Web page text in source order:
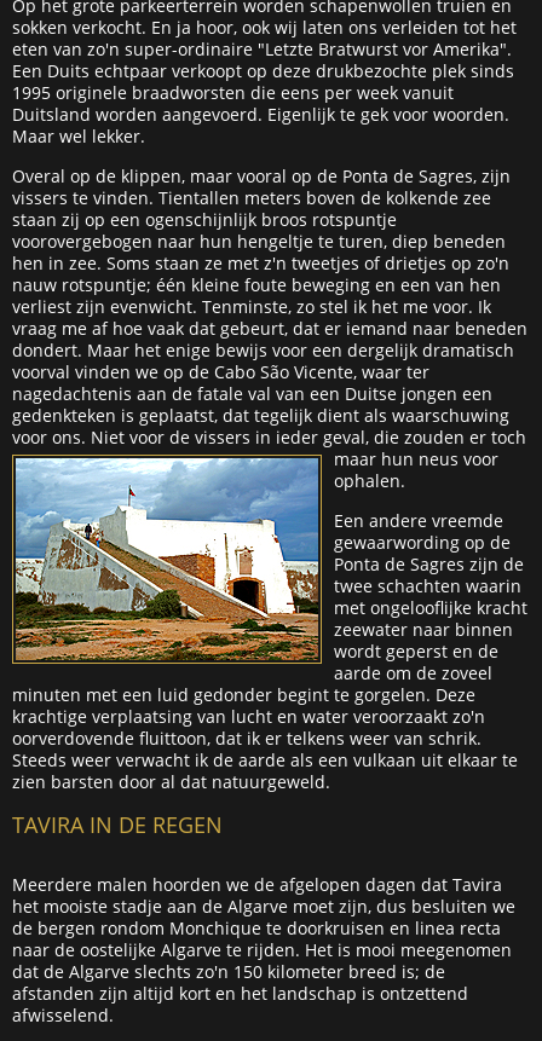
Op het grote parkeerterrein worden schapenwollen truien en
sokken verkocht. En ja hoor, ook wij laten ons verleiden tot het
eten van zo'n super-ordinaire "Letzte Bratwurst vor Amerika".
Een Duits echtpaar verkoopt op deze drukbezochte plek sinds
1995 originele braadworsten die eens per week vanuit
Duitsland worden aangevoerd. Eigenlijk te gek voor woorden.
Maar wel lekker.
Overal op de klippen, maar vooral op de Ponta de Sagres, zijn
vissers te vinden. Tientallen meters boven de kolkende zee
staan zij op een ogenschijnlijk broos rotspuntje
voorovergebogen naar hun hengeltje te turen, diep beneden
hen in zee. Soms staan ze met z'n tweetjes of drietjes op zo'n
nauw rotspuntje; één kleine foute beweging en een van hen
verliest zijn evenwicht. Tenminste, zo stel ik het me voor. Ik
vraag me af hoe vaak dat gebeurt, dat er iemand naar beneden
dondert. Maar het enige bewijs voor een dergelijk dramatisch
voorval vinden we op de Cabo São Vicente, waar ter
nagedachtenis aan de fatale val van een Duitse jongen een
gedenkteken is geplaatst, dat tegelijk dient als waarschuwing
voor ons. Niet voor de vissers in ieder geval, die zouden er toch
maar hun neus voor
ophalen.
Een andere vreemde
gewaarwording op de
Ponta de Sagres zijn de
twee schachten waarin
met ongelooflijke kracht
zeewater naar binnen
wordt geperst en de
aarde om de zoveel
minuten met een luid gedonder begint te gorgelen. Deze
krachtige verplaatsing van lucht en water veroorzaakt zo'n
oorverdovende fluittoon, dat ik er telkens weer van schrik.
Steeds weer verwacht ik de aarde als een vulkaan uit elkaar te
zien barsten door al dat natuurgeweld.
TAVIRA IN DE REGEN
Meerdere malen hoorden we de afgelopen dagen dat Tavira
het mooiste stadje aan de Algarve moet zijn, dus besluiten we
de bergen rondom Monchique te doorkruisen en linea recta
naar de oostelijke Algarve te rijden. Het is mooi meegenomen
dat de Algarve slechts zo'n 150 kilometer breed is; de
afstanden zijn altijd kort en het landschap is ontzettend
afwisselend.